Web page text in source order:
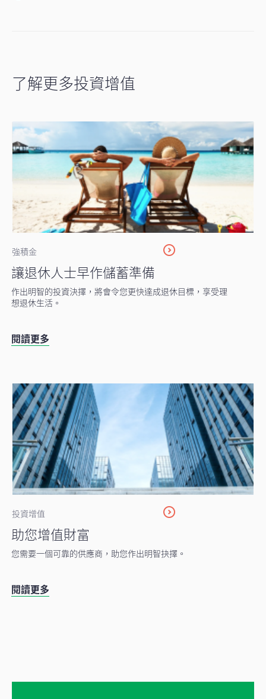
了解更多投資增值
強積金
讓退休人士早作儲蓄準備
作出明智的投資決擇，將會令您更快達成退休目標，享受理
想退休生活。
閱讀更多
投資增值
助您增值財富
您需要一個可靠的供應商，助您作出明智抉擇。
閱讀更多